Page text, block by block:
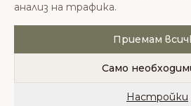
© 2026 Одоната Козметикс ООД.
запазени.
Политика за
анализ на трафика.
Приемам
Само
Настройки